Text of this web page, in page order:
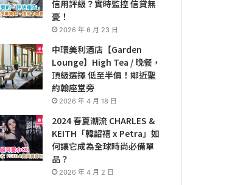
信用評級？實時監控 信貸無
憂！
2026 年 6 月 23 日
中環美利酒店【Garden
Lounge】High Tea / 晚餐，
頂級選擇 低至半價！鄰近聖
約翰座堂旁
2026 年 4 月 18 日
2024 春夏潮流 CHARLES &
KEITH「韓韶禧 x Petra」如
何讓它成為全球時尚必備單
品？
2026 年 4 月 2 日